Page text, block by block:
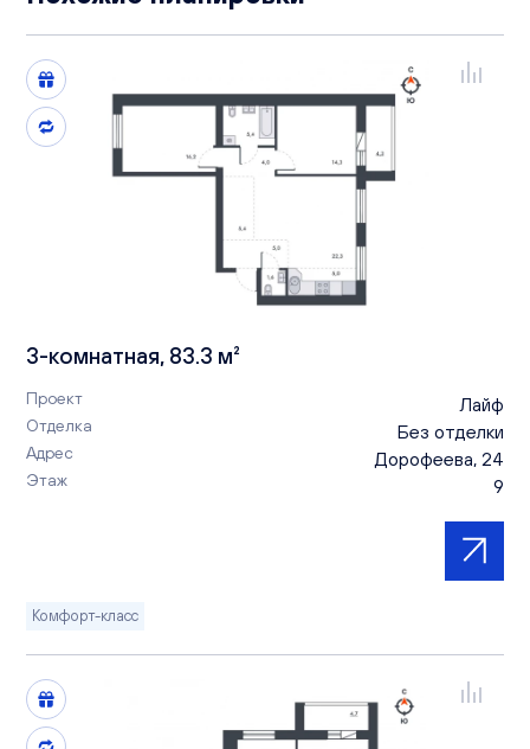
3-комнатная, 83.3 м²
Проект Лайф
Отделка Без отделки
Адрес Дорофеева, 24
Этаж 9
Комфорт-класс